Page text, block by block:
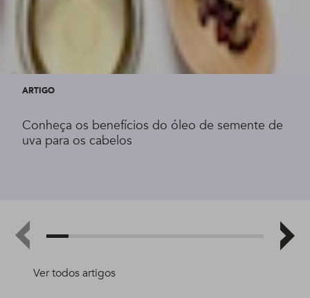
Ver todos artigos
ARTIGO
Conheça os benefícios do óleo de semente de
uva para os cabelos